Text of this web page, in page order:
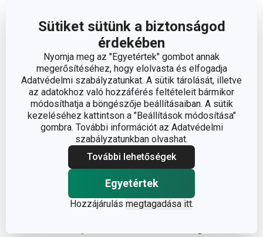
Sütiket sütünk a biztonságod
érdekében
Nyomja meg az "Egyetértek" gombot annak
megerősítéséhez, hogy elolvasta és elfogadja
Adatvédelmi szabályzatunkat. A sütik tárolását, illetve
az adatokhoz való hozzáférés feltételeit bármikor
módosíthatja a böngészője beállításaiban. A sütik
kezeléséhez kattintson a "Beállítások módosítása"
gombra. További információt az Adatvédelmi
szabályzatunkban olvashat.
További lehetőségek
Egyetértek
Hozzájárulás megtagadása itt.
TIPPÜNK: Babapiskóta helyett linzertésztából sütött
karikákat is tehetsz a piramisok aljára.
-22 %